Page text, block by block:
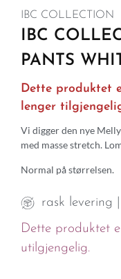
IBC COLLECTION
IBC
PANTS
Dette produktet
lenger
Vi digger den nye
med masse stretch.
Normal på størrelsen.
rask levering
Dette produktet
utilgjengelig.